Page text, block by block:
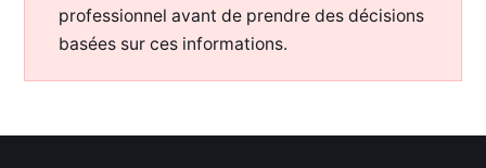
professionnel avant de prendre des décisions
basées sur ces informations.